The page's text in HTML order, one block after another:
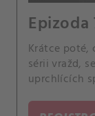
Krátce poté,
sérii vražd,
uprchlících
ve svém